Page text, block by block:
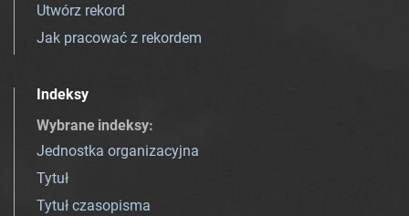
Utwórz rekord
Jak pracować z rekordem
Indeksy
Wybrane indeksy:
Jednostka organizacyjna
Tytuł
Tytuł czasopisma